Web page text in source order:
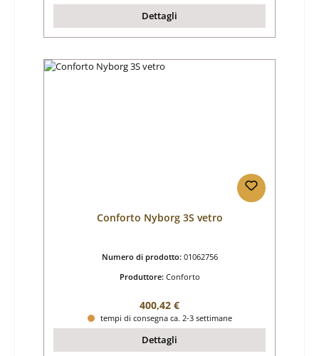
Dettagli
Conforto Nyborg 3S vetro
Numero di prodotto: 01062756
Produttore: Conforto
Prezzo normale:
400,42 €
tempi di consegna ca. 2-3 settimane
Dettagli